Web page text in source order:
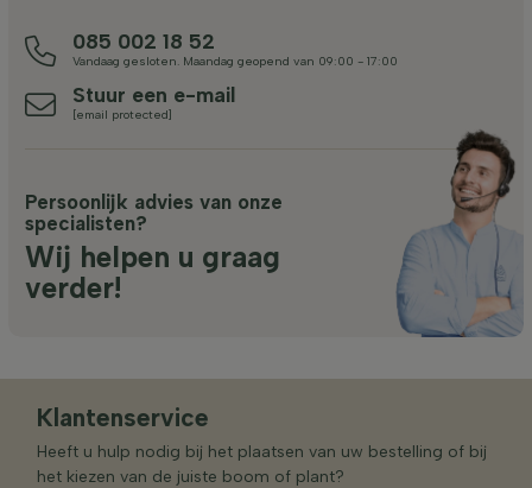
085 002 18 52
Vandaag gesloten. Maandag geopend van 09:00 - 17:00
Stuur een e-mail
[email protected]
Persoonlijk advies van onze
specialisten?
Wij helpen u graag
verder!
Klantenservice
Heeft u hulp nodig bij het plaatsen van uw bestelling of bij
het kiezen van de juiste boom of plant?